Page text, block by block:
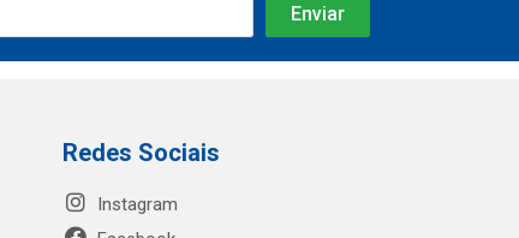
Redes Sociais
Instagram